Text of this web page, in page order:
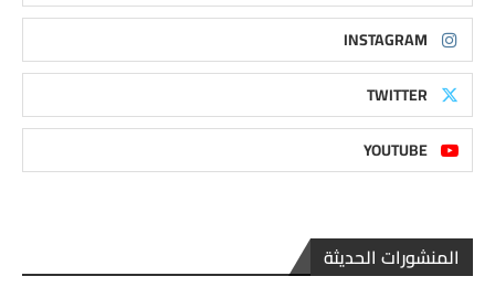
INSTAGRAM
TWITTER
YOUTUBE
المنشورات الحديثة